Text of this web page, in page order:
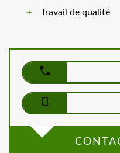
Travail de qualité